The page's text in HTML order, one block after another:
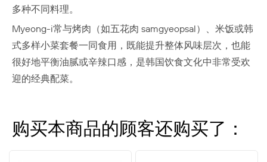
多种不同料理。
Myeong-i常与烤肉（如五花肉 samgyeopsal）、米饭或韩
式多样小菜套餐一同食用，既能提升整体风味层次，也能
很好地平衡油腻或辛辣口感，是韩国饮食文化中非常受欢
迎的经典配菜。
购买本商品的顾客还购买了：